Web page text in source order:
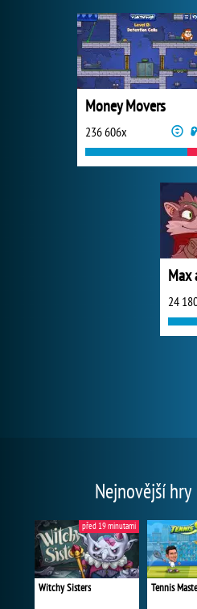
Money Movers
236 606x
Max
24
Nejnovější hry
Witchy Sisters
před 19 minutami
Tennis